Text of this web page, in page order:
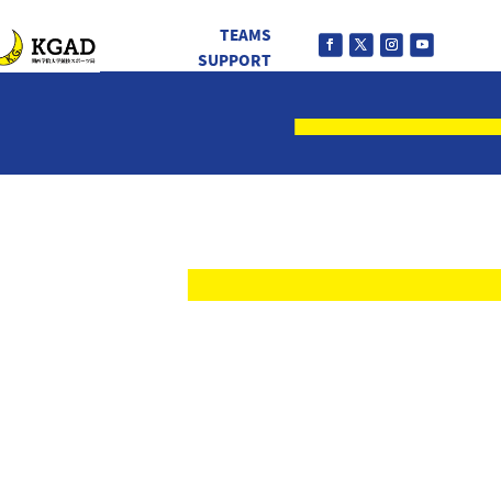
TEAMS
SUPPORT